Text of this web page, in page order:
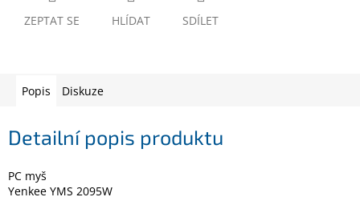
zahrada
notebooky
Elektronika
ZEPTAT SE HLÍDAT SDÍLET
Popis Diskuze
Detailní popis produktu
PC myš
Yenkee YMS 2095W